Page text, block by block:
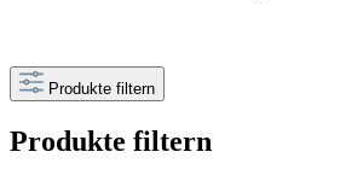
Produkte filtern
Produkte filtern